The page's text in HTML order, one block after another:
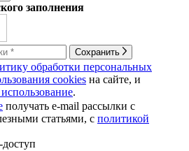
заполнения
Сохранить
обработки персональных
cookies на сайте, и
.
получать e-mail рассылки с
статьями, с политикой